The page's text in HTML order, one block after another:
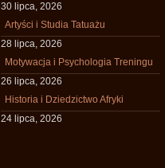
30 lipca, 2026
Artyści i Studia Tatuażu
28 lipca, 2026
Motywacja i Psychologia Treningu
26 lipca, 2026
Historia i Dziedzictwo Afryki
24 lipca, 2026